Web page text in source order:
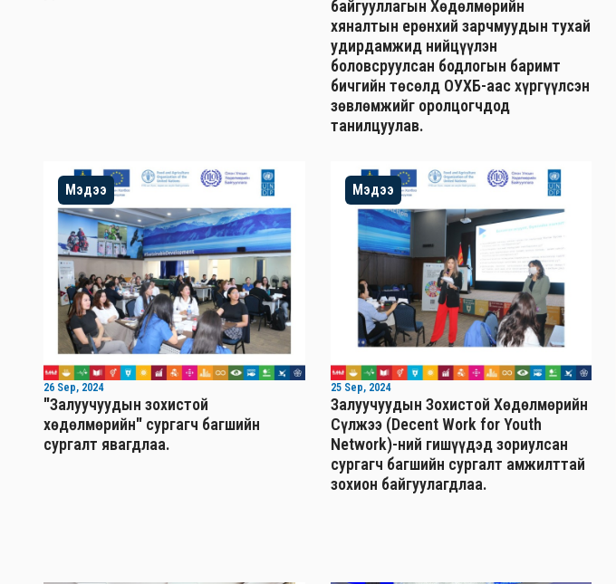
байгууллагын Хөдөлмөрийн
хяналтын ерөнхий зарчмуудын тухай
удирдамжид нийцүүлэн
боловсруулсан бодлогын баримт
бичгийн төсөлд ОУХБ-аас хүргүүлсэн
зөвлөмжийг оролцогчдод
танилцуулав.
Мэдээ
26 Sep, 2024
"Залуучуудын зохистой
хөдөлмөрийн" сургагч багшийн
сургалт явагдлаа.
Мэдээ
25 Sep, 2024
Залуучуудын Зохистой Хөдөлмөрийн
Сүлжээ (Decent Work for Youth
Network)-ний гишүүдэд зориулсан
сургагч багшийн сургалт амжилттай
зохион байгуулагдлаа.